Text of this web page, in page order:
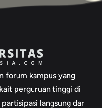
forum kampus yang
perguruan tinggi di
langsung dari